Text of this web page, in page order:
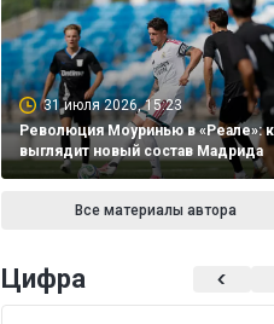
31 июля 2026, 15:23
Революция Моуринью в «Реале»:
выглядит новый состав Мадрида
Все материалы автора
Цифра